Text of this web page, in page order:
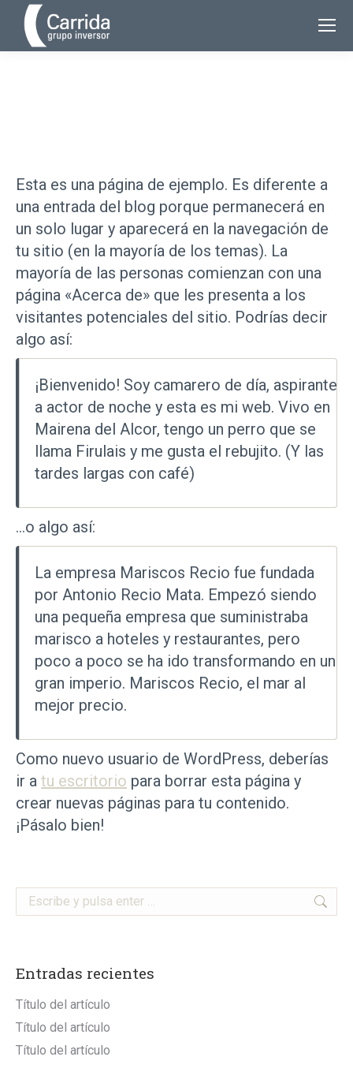
Esta es una página de ejemplo. Es diferente a
una entrada del blog porque permanecerá en
un solo lugar y aparecerá en la navegación de
tu sitio (en la mayoría de los temas). La
mayoría de las personas comienzan con una
página «Acerca de» que les presenta a los
visitantes potenciales del sitio. Podrías decir
algo así:
¡Bienvenido! Soy camarero de día, aspirante
a actor de noche y esta es mi web. Vivo en
Mairena del Alcor, tengo un perro que se
llama Firulais y me gusta el rebujito. (Y las
tardes largas con café)
…o algo así:
La empresa Mariscos Recio fue fundada
por Antonio Recio Mata. Empezó siendo
una pequeña empresa que suministraba
marisco a hoteles y restaurantes, pero
poco a poco se ha ido transformando en un
gran imperio. Mariscos Recio, el mar al
mejor precio.
Como nuevo usuario de WordPress, deberías
ir a tu escritorio para borrar esta página y
crear nuevas páginas para tu contenido.
¡Pásalo bien!
Buscar:
Entradas recientes
Título del artículo
Título del artículo
Título del artículo